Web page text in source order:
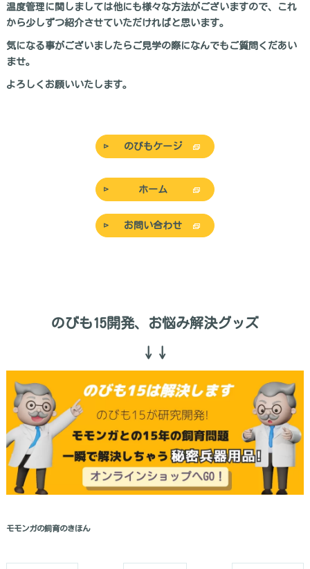
温度管理に関しましては他にも様々な方法がございますので、これ
から少しずつ紹介させていただければと思います。
気になる事がございましたらご見学の際になんでもご質問くだあい
ませ。
よろしくお願いいたします。
のびもケージ
ホーム
お問い合わせ
のびも15開発、お悩み解決グッズ
↓↓
モモンガの飼育のきほん